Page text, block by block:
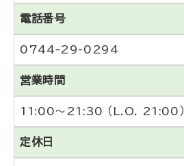
電話番号
0744-29-0294
営業時間
11:00～21:30 （L.O. 21:00）
定休日